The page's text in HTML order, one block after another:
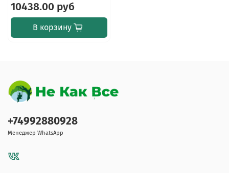
10438.00 руб
В корзину
+74992880928
Менеджер WhatsApp